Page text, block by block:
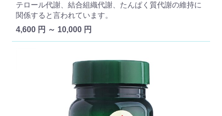
テロール代謝、結合組織代謝、たんぱく質代謝の維持に
関係すると言われています。
4,600 円 ～ 10,000 円